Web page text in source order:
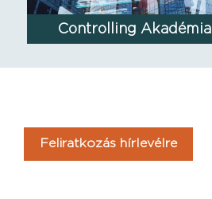
Controlling Akadémia
Feliratkozás hírlevélre